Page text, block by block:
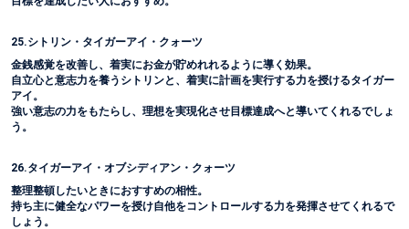
25.シトリン・タイガーアイ・クォーツ
金銭感覚を改善し、着実にお金が貯めれれるように導く効果。
自立心と意志力を養うシトリンと、着実に計画を実行する力を授けるタイガー
アイ。
強い意志の力をもたらし、理想を実現化させ目標達成へと導いてくれるでしょ
う。
26.タイガーアイ・オブシディアン・クォーツ
整理整頓したいときにおすすめの相性。
持ち主に健全なパワーを授け自他をコントロールする力を発揮させてくれるで
しょう。